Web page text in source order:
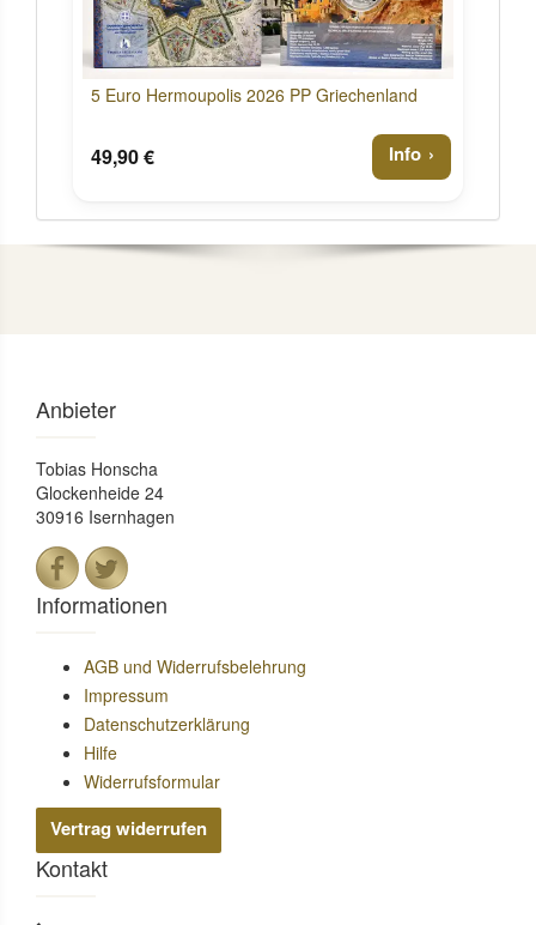
5 Euro Hermoupolis 2026 PP Griechenland
49,90 € Info
Anbieter
Tobias Honscha
Glockenheide 24
30916 Isernhagen
Informationen
AGB und Widerrufsbelehrung
Impressum
Datenschutzerklärung
Hilfe
Widerrufsformular
Vertrag widerrufen
Kontakt